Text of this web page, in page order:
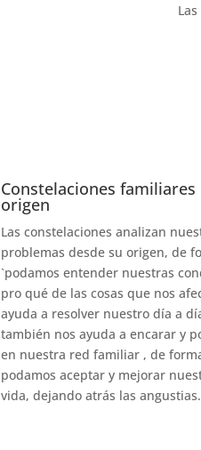
Constelaciones familiares
origen
Las constelaciones analizan
problemas desde su origen, de
`podamos entender nuestras
pro qué de las cosas que nos
ayuda a resolver nuestro día a
también nos ayuda a encarar y
en nuestra red familiar , de
podamos aceptar y mejorar
vida, dejando atrás las